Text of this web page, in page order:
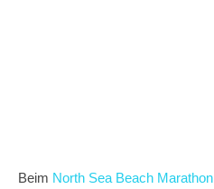
Beim North Sea Beach Marathon